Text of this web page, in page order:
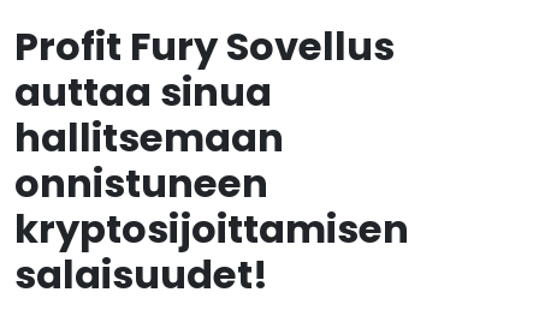
Profit Fury Sovellus
auttaa sinua
hallitsemaan
onnistuneen
kryptosijoittamisen
salaisuudet!